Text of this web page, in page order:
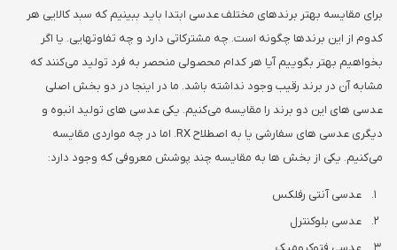
برای مقایسه بهتر برندهای مختلف عدسی ابتدا باید ببینیم که سبد کالایی هر
کدوم از این برندها چگونه است. چه مشترکاتی دارد و چه تفاوتهایی. یا اگر
بخواهیم بهتر بگوییم آیا هر کدام محصولی منحصر به فرد تولید می‌کنند که
مشابه آن در برند رقیب وجود نداشته باشد. ما در اینجا در دو بخش اصلی
عدسی های این دو برند را مقایسه می‌کنیم. یکی عدسی های تولید انبوه و
دیگری عدسی های سفارشی یا به اصطلاح RX. اما در چه مواردی مقایسه
می‌کنیم. یکی از بخش ها به مقایسه چند پوشش معروفی که وجود دارد:
عدسی آنتی رفلکس
عدسی بلوکنترل